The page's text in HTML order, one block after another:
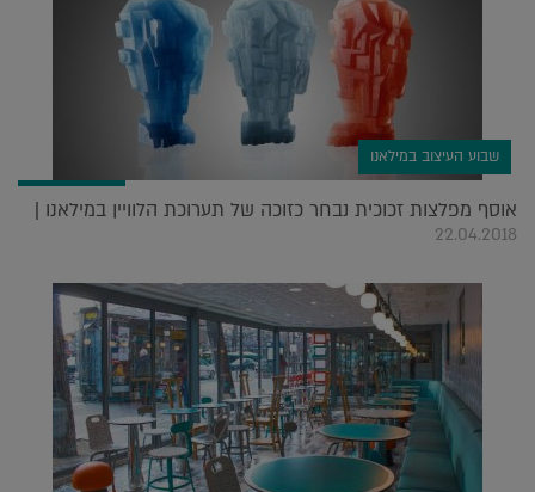
שבוע העיצוב במילאנו
אוסף מפלצות זכוכית נבחר כזוכה של תערוכת הלוויין במילאנו |
22.04.2018